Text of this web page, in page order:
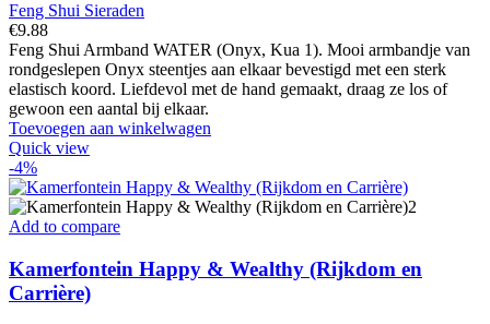
Feng Shui Sieraden
€9.88
Feng Shui Armband WATER (Onyx, Kua 1). Mooi armbandje van
rondgeslepen Onyx steentjes aan elkaar bevestigd met een sterk
elastisch koord. Liefdevol met de hand gemaakt, draag ze los of
gewoon een aantal bij elkaar.
Toevoegen aan winkelwagen
Quick view
-4%
Add to compare
Kamerfontein Happy & Wealthy (Rijkdom en
Carrière)